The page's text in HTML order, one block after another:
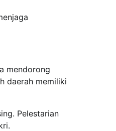
mendorong
daerah memiliki
Pelestarian